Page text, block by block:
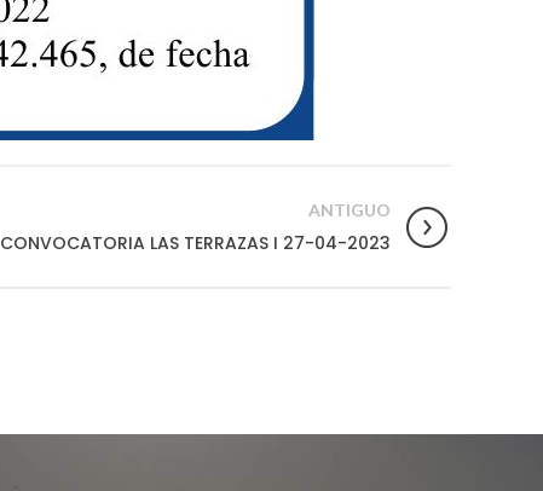
ANTIGUO
CONVOCATORIA LAS TERRAZAS I 27-04-2023